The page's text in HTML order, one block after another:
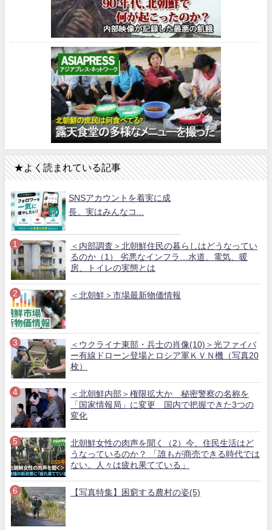
★よく読まれている記事
SNSアカウントを着実に成
長。実はみんなコ...
＜内部調査＞北朝鮮住民の暮らしはどうなってい
るのか（1） 劣悪なインフラ…水道、電気、暖
房、トイレの実態とは
＜北朝鮮＞市場最新物価情報
＜ウクライナ東部・兵士の肖像(10)＞光ファイバ
ー有線ドローン登場とロシア軍ＫＶＮ機（写真20
枚）
＜北朝鮮内部＞権限拡大か 秘密警察の名称を
「国家情報局」に変更 国内で把握できた3つの
変化
北朝鮮女性の肉声を聞く（2）今、住民生活はど
うなっているのか？ 「誰もが商売できる時代では
ない。人々は疲れ果てている」
【写真特集】困窮する農村の姿(5)